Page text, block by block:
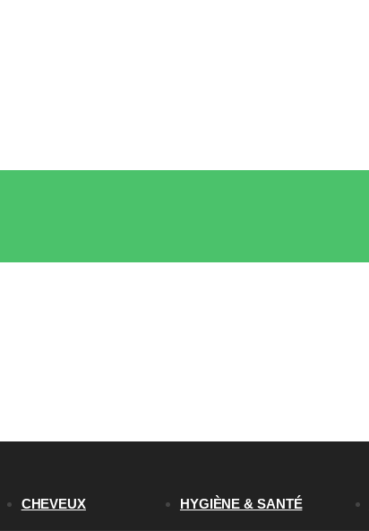
CHEVEUX HYGIÈNE & SANTÉ